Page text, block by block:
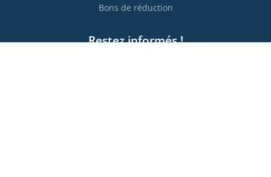
Bons de réduction
Restez informés !